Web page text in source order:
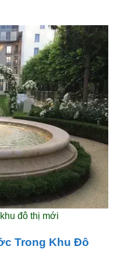
đô thị mới
Trong Khu Đô